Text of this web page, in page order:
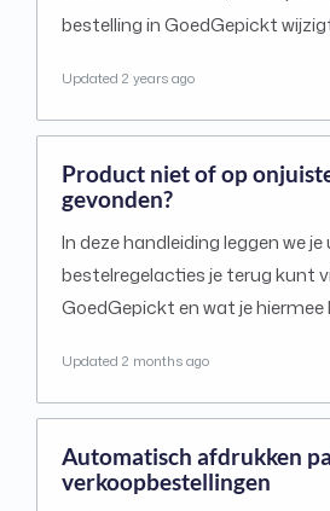
bestelling in GoedGepickt
Updated 2 years ago
Product niet of op
gevonden?
In deze handleiding leggen we je
bestelregelacties je terug kunt
GoedGepickt en wat je hiermee
Updated 2 months ago
Automatisch afdrukken
verkoopbestellingen